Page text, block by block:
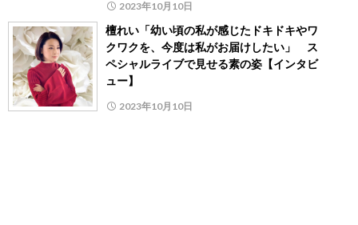
2023年10月10日
檀れい「幼い頃の私が感じたドキドキやワ
クワクを、今度は私がお届けしたい」 ス
ペシャルライブで見せる素の姿【インタビ
ュー】
2023年10月10日